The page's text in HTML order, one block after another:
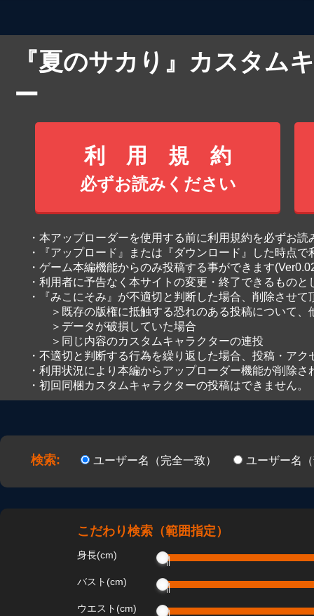
『夏のサカり』カスタム
ー
利 用 規 約
必ずお読みください
・本アップローダーを使用する前に利用規約を必ずお読
・『アップロード』または『ダウンロード』した時点
・ゲーム本編機能からのみ投稿する事ができます
・利用者に予告なく本サイトの変更・終了できるものと
・『みこにそみ』が不適切と判断した場合、削除させて
＞既存の版権に抵触する恐れのある投稿について、
＞データが破損していた場合
＞同じ内容のカスタムキャラクターの連投
・不適切と判断する行為を繰り返した場合、投稿・ア
・利用状況により本編からアップローダー機能が削除
・初回同梱カスタムキャラクターの投稿はできません。
検索: ユーザー名（完全一致） ユーザー名
こだわり検索（範囲指定）
身長(cm)
バスト(cm)
ウエスト(cm)